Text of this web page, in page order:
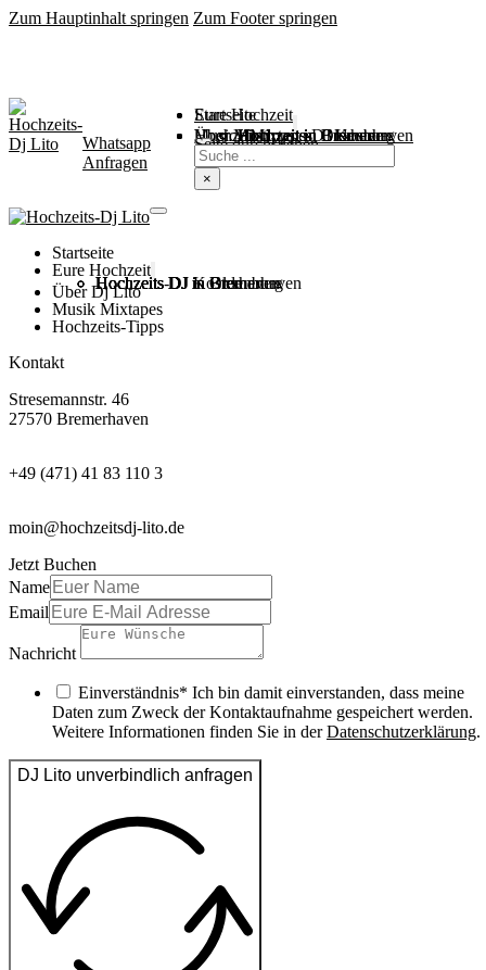
Zum Hauptinhalt springen Zum Footer springen
Startseite
Eure Hochzeit
Hochzeit in Bremen
Hochzeit in Bremerhaven
Hochzeit in Cuxhaven
Hochzeit in Oldenburg
Hochzeits-DJ Kosten
Über Mich
Music / Mixtapes
Hochzeitstipps
Seite durchsuchen
Suchen
×
Whatsapp
Anfragen
Startseite
Eure Hochzeit
Hochzeits DJ in Bremen
Hochzeits DJ in Bremerhaven
Hochzeits DJ in Cuxhaven
Hochzeits DJ in Oldenburg
Hochzeits-DJ Kosten
Über Dj Lito
Musik Mixtapes
Hochzeits-Tipps
Kontakt
Stresemannstr. 46
27570 Bremerhaven
+49 (471) 41 83 110 3
moin@hochzeitsdj-lito.de
Jetzt Buchen
Name
Email
Nachricht
Einverständnis* Ich bin damit einverstanden, dass meine
Daten zum Zweck der Kontaktaufnahme gespeichert werden.
Weitere Informationen finden Sie in derDatenschutzerklärung.
DJ Lito unverbindlich anfragen